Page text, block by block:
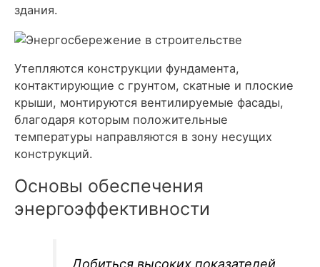
здания.
Утепляются конструкции фундамента,
контактирующие с грунтом, скатные и плоские
крыши, монтируются вентилируемые фасады,
благодаря которым положительные
температуры направляются в зону несущих
конструкций.
Основы обеспечения
энергоэффективности